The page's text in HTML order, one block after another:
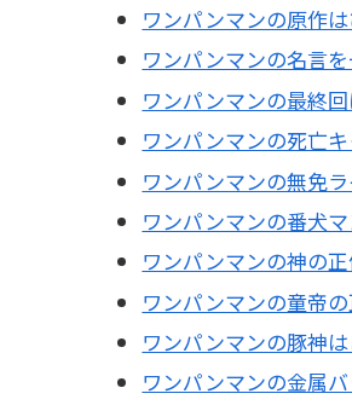
ワンパンマンの原作
ワンパンマンの名言
ワンパンマンの最終
ワンパンマンの死亡
ワンパンマンの無免
ワンパンマンの番犬
ワンパンマンの神の
ワンパンマンの童帝
ワンパンマンの豚神
ワンパンマンの金属